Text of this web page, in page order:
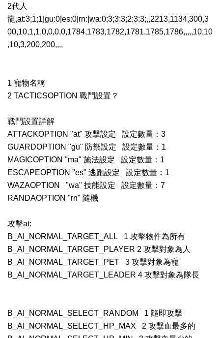
2代人
龍,at:3;1;1|gu:0|es:0|rn:|wa:0;3;3;3;2;3;3;,,2213,1134,300,3
00,10,1,1,0,0,0,0,1784,1783,1782,1781,1785,1786,,,,,10,10
,10,3,200,200,,,,
1 寵物名稱
2 TACTICSOPTION 戰鬥設置？
戰鬥設置詳解
ATTACKOPTION "at" 攻擊設定 設定數量：3
GUARDOPTION "gu" 防禦設定 設定數量：1
MAGICOPTION "ma" 施法設定 設定數量：1
ESCAPEOPTION "es" 逃跑設定 設定數量：1
WAZAOPTION "wa" 技能設定 設定數量：7
RANDAOPTION "rn" 隨機
攻擊at:
B_AI_NORMAL_TARGET_ALL 1 攻擊物件為所有
B_AI_NORMAL_TARGET_PLAYER 2 攻擊對象為人
B_AI_NORMAL_TARGET_PET 3 攻擊對象為寵
B_AI_NORMAL_TARGET_LEADER 4 攻擊對象為隊長
B_AI_NORMAL_SELECT_RANDOM 1 隨即攻擊
B_AI_NORMAL_SELECT_HP_MAX 2 攻擊血最多的